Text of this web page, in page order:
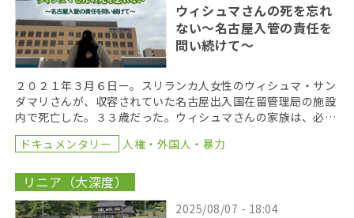
ウィシュマさんの死を忘れ
ない〜名古屋入管の責任を
問い続けて〜
２０２１年３月６日ー。スリランカ人女性のウィシュマ・サン
ダマリさんが、収容されていた名古屋出入国在留管理局の施設
内で死亡した。３３歳だった。ウィシュマさんの家族は、必要
な医療が提供されなかったことが死亡の原因だとして、国 […]
ドキュメンタリー 人権・外国人・暴力
リニア（大深度）
2025/08/07 - 18:04